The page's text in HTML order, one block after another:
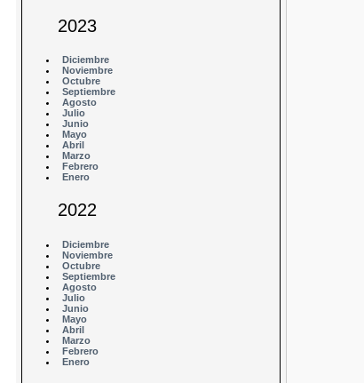
2023
Diciembre
Noviembre
Octubre
Septiembre
Agosto
Julio
Junio
Mayo
Abril
Marzo
Febrero
Enero
2022
Diciembre
Noviembre
Octubre
Septiembre
Agosto
Julio
Junio
Mayo
Abril
Marzo
Febrero
Enero